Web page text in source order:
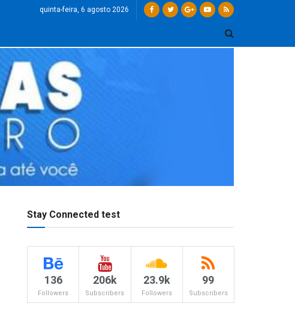
quinta-feira, 6 agosto 2026
Stay Connected test
136
Followers
206k
Subscribers
23.9k
Followers
99
Subscribers